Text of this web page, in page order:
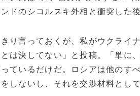
ドのシコルスキ外相と衝突した
きり言っておくが、私がウクライ
は決してない」と投稿。「単に
っているだけだ。ロシアは他の
しないし、それを交渉材料とし